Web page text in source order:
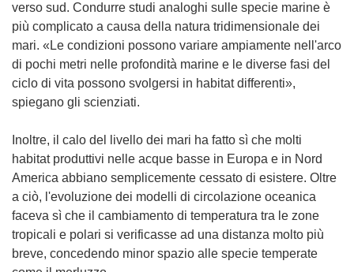
verso sud. Condurre studi analoghi sulle specie marine è
più complicato a causa della natura tridimensionale dei
mari. «Le condizioni possono variare ampiamente nell'arco
di pochi metri nelle profondità marine e le diverse fasi del
ciclo di vita possono svolgersi in habitat differenti»,
spiegano gli scienziati.
Inoltre, il calo del livello dei mari ha fatto sì che molti
habitat produttivi nelle acque basse in Europa e in Nord
America abbiano semplicemente cessato di esistere. Oltre
a ciò, l'evoluzione dei modelli di circolazione oceanica
faceva sì che il cambiamento di temperatura tra le zone
tropicali e polari si verificasse ad una distanza molto più
breve, concedendo minor spazio alle specie temperate